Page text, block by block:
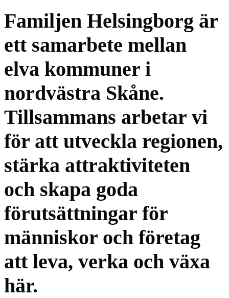
Familjen Helsingborg är
ett samarbete mellan
elva kommuner i
nordvästra Skåne.
Tillsammans arbetar vi
för att utveckla regionen,
stärka attraktiviteten
och skapa goda
förutsättningar för
människor och företag
att leva, verka och växa
här.